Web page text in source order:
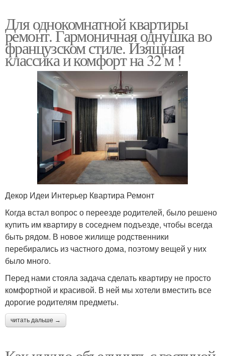
Для однокомнатной квартиры
ремонт. Гармоничная однушка во
французском стиле. Изящная
классика и комфорт на 32 м !
Декор Идеи Интерьер Квартира Ремонт
Когда встал вопрос о переезде родителей, было решено
купить им квартиру в соседнем подъезде, чтобы всегда
быть рядом. В новое жилище родственники
перебирались из частного дома, поэтому вещей у них
было много.
Перед нами стояла задача сделать квартиру не просто
комфортной и красивой. В ней мы хотели вместить все
дорогие родителям предметы.
читать дальше →